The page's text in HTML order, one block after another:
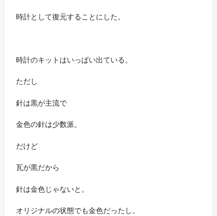
時計として復元することにした。
時計のキットはいっぱい出ている。
ただし
針は黒が主流で
金色の針は少数派。
だけど
瓦が黒だから
針は金色じゃないと。
オリジナルの状態でも金色だったし。